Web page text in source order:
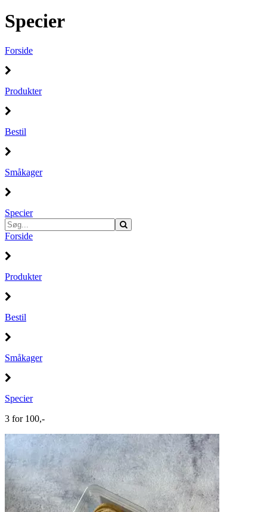
Specier
Forside
Produkter
Bestil
Småkager
Specier
Forside
Produkter
Bestil
Småkager
Specier
3 for 100,-